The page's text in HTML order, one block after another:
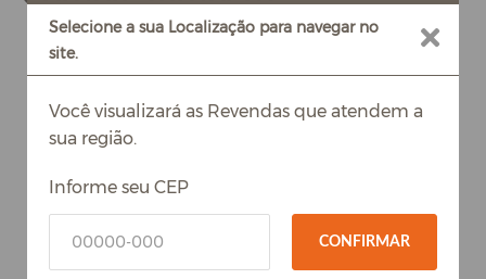
Você visualizará as Revendas que atendem a
sua região.
Informe seu CEP
CONFIRMAR
Selecione a sua Localização para navegar no
site.